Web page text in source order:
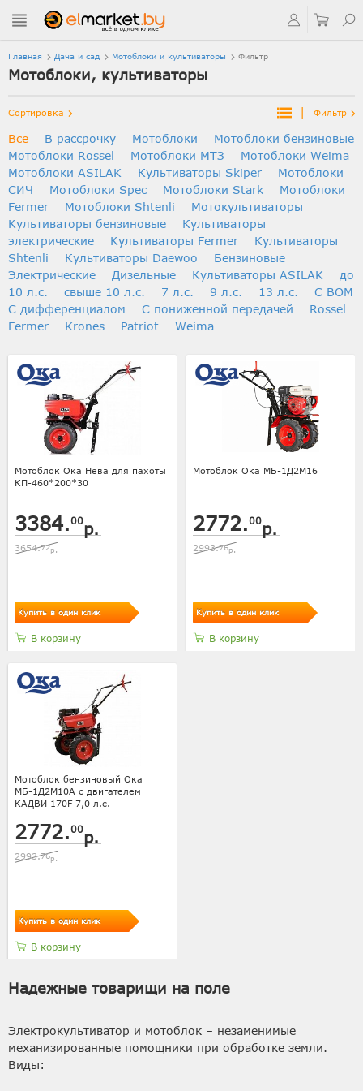
Главная Дача и сад Мотоблоки и культиваторы Фильтр
Мотоблоки, культиваторы
Сортировка | Фильтр
Все В рассрочку Мотоблоки
Мотоблоки бензиновые
Мотоблоки Rossel
Мотоблоки МТЗ
Мотоблоки Weima
Мотоблоки ASILAK
Культиваторы Skiper
Мотоблоки
СИЧ
Мотоблоки Spec Мотоблоки Stark
Мотоблоки
Fermer
Мотоблоки Shtenli
Мотокультиваторы
Культиваторы бензиновые
Культиваторы
электрические
Культиваторы Fermer
Культиваторы
Shtenli
Культиваторы Daewoo
Бензиновые
Электрические
Дизельные Культиваторы ASILAK
до
10 л.с.
свыше 10 л.с. 7 л.с. 9 л.с. 13 л.с.
С ВОМ
С дифференциалом
C пониженной передачей
Rossel
Fermer
Krones Patriot Weima
Мотоблок Ока Нева для пахоты
КП-460*200*30
3384.00р.
3654.72р.
Купить в один клик
В корзину
Мотоблок Ока МБ-1Д2М16
2772.00р.
2993.76р.
Купить в один клик
В корзину
Мотоблок бензиновый Ока
МБ-1Д2М10А с двигателем
КАДВИ 170F 7,0 л.с.
2772.00р.
2993.76р.
Купить в один клик
В корзину
Надежные товарищи на поле
Электрокультиватор и мотоблок – незаменимые
механизированные помощники при обработке земли.
Виды: